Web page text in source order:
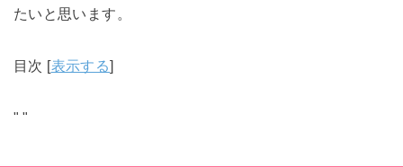
たいと思います。
目次 [表示する]
" "